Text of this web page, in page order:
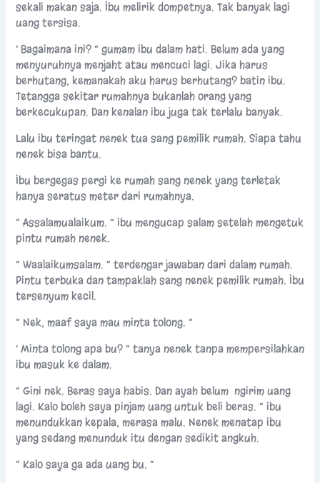
sekali makan saja. Ibu melirik dompetnya. Tak banyak lagi
uang tersisa.
‘ Bagaimana ini? “ gumam ibu dalam hati. Belum ada yang
menyuruhnya menjaht atau mencuci lagi. Jika harus
berhutang, kemanakah aku harus berhutang? batin ibu.
Tetangga sekitar rumahnya bukanlah orang yang
berkecukupan. Dan kenalan ibu juga tak terlalu banyak.
Lalu ibu teringat nenek tua sang pemilik rumah. Siapa tahu
nenek bisa bantu.
Ibu bergegas pergi ke rumah sang nenek yang terletak
hanya seratus meter dari rumahnya.
“ Assalamualaikum. “ ibu mengucap salam setelah mengetuk
pintu rumah nenek.
“ Waalaikumsalam. “ terdengar jawaban dari dalam rumah.
Pintu terbuka dan tampaklah sang nenek pemilik rumah. Ibu
tersenyum kecil.
“ Nek, maaf saya mau minta tolong. “
‘ Minta tolong apa bu? “ tanya nenek tanpa mempersilahkan
ibu masuk ke dalam.
“ Gini nek. Beras saya habis. Dan ayah belum ngirim uang
lagi. Kalo boleh saya pinjam uang untuk beli beras. “ ibu
menundukkan kepala, merasa malu. Nenek menatap ibu
yang sedang menunduk itu dengan sedikit angkuh.
“ Kalo saya ga ada uang bu. “